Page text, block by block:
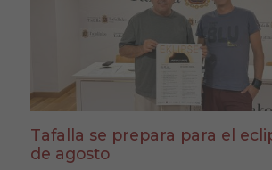
Tafalla se prepara para el
de agosto